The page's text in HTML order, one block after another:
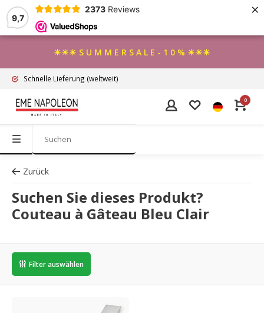
9,7
2373 Reviews ×
☀☀☀ S U M M E R S A L E - 1 0 % ☀☀☀
Schnelle Lieferung (weltweit)
0
Zurück
Suchen Sie dieses Produkt?
Couteau à Gâteau Bleu Clair
Filter auswählen